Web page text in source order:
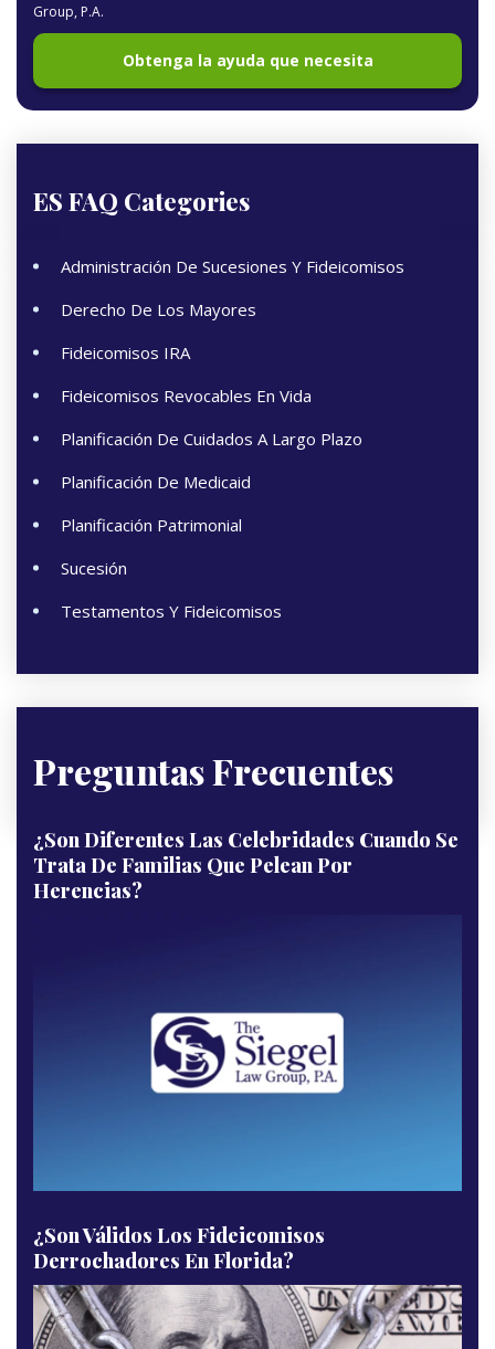
Group, P.A.
ES FAQ Categories
Administración De Sucesiones Y Fideicomisos
Derecho De Los Mayores
Fideicomisos IRA
Fideicomisos Revocables En Vida
Planificación De Cuidados A Largo Plazo
Planificación De Medicaid
Planificación Patrimonial
Sucesión
Testamentos Y Fideicomisos
Preguntas Frecuentes
¿Son Diferentes Las Celebridades Cuando Se
Trata De Familias Que Pelean Por
Herencias?
¿Son Válidos Los Fideicomisos
Derrochadores En Florida?